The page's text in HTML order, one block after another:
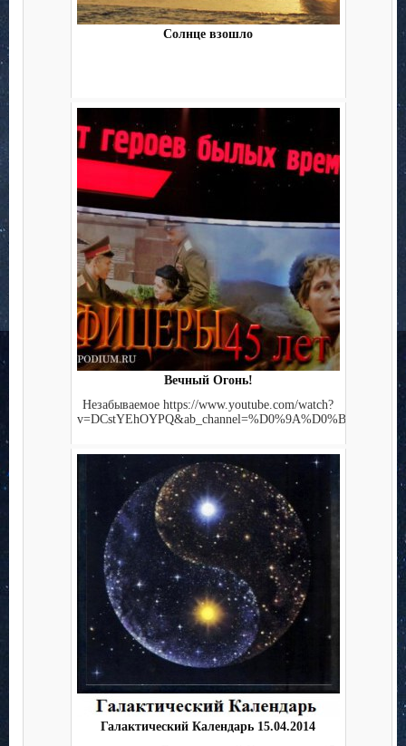
Солнце взошло
Вечный Огонь!
Незабываемое https://www.youtube.com/watch?
Галактический Календарь 15.04.2014